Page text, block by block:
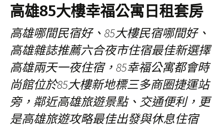
高雄85大樓幸福公寓日租套房
高雄哪間民宿好、85大樓民宿哪間好、
高雄雜誌推薦六合夜市住宿最佳新選擇
高雄兩天一夜住宿，85幸福公寓都會時
尚館位於85大樓新地標三多商圈捷運站
旁，鄰近高雄旅遊景點、交通便利，更
是高雄旅遊攻略最佳出發與休息住宿